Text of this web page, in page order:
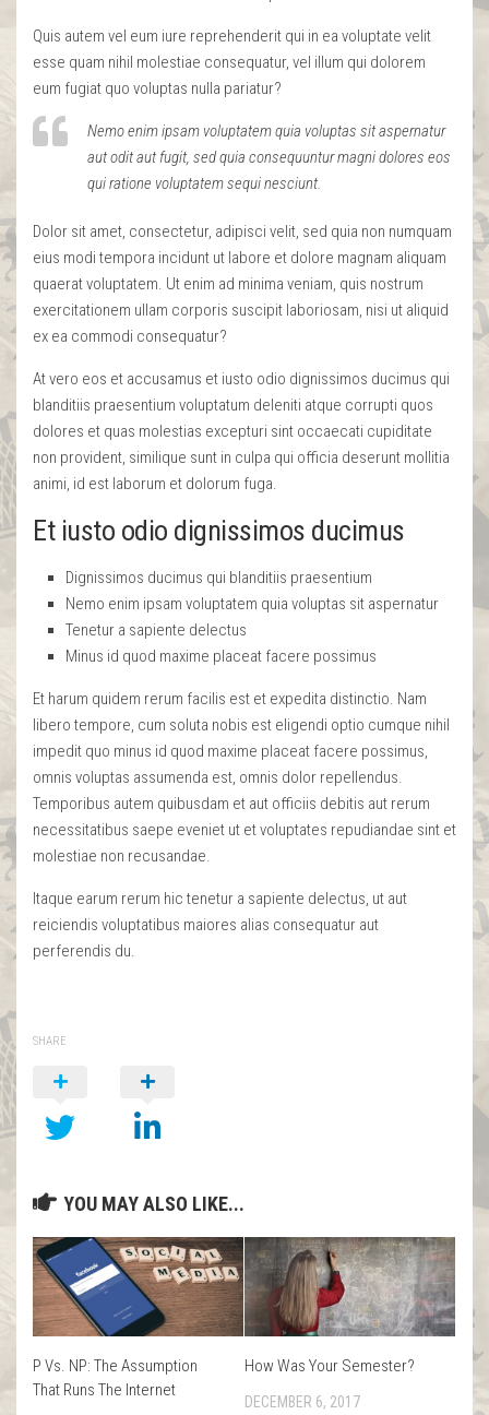
Quis autem vel eum iure reprehenderit qui in ea voluptate velit
esse quam nihil molestiae consequatur, vel illum qui dolorem
eum fugiat quo voluptas nulla pariatur?
Nemo enim ipsam voluptatem quia voluptas sit aspernatur
aut odit aut fugit, sed quia consequuntur magni dolores eos
qui ratione voluptatem sequi nesciunt.
Dolor sit amet, consectetur, adipisci velit, sed quia non numquam
eius modi tempora incidunt ut labore et dolore magnam aliquam
quaerat voluptatem. Ut enim ad minima veniam, quis nostrum
exercitationem ullam corporis suscipit laboriosam, nisi ut aliquid
ex ea commodi consequatur?
At vero eos et accusamus et iusto odio dignissimos ducimus qui
blanditiis praesentium voluptatum deleniti atque corrupti quos
dolores et quas molestias excepturi sint occaecati cupiditate
non provident, similique sunt in culpa qui officia deserunt mollitia
animi, id est laborum et dolorum fuga.
Et iusto odio dignissimos ducimus
Dignissimos ducimus qui blanditiis praesentium
Nemo enim ipsam voluptatem quia voluptas sit aspernatur
Tenetur a sapiente delectus
Minus id quod maxime placeat facere possimus
Et harum quidem rerum facilis est et expedita distinctio. Nam
libero tempore, cum soluta nobis est eligendi optio cumque nihil
impedit quo minus id quod maxime placeat facere possimus,
omnis voluptas assumenda est, omnis dolor repellendus.
Temporibus autem quibusdam et aut officiis debitis aut rerum
necessitatibus saepe eveniet ut et voluptates repudiandae sint et
molestiae non recusandae.
Itaque earum rerum hic tenetur a sapiente delectus, ut aut
reiciendis voluptatibus maiores alias consequatur aut
perferendis du.
SHARE
YOU MAY ALSO LIKE...
P Vs. NP: The Assumption
That Runs The Internet
How Was Your Semester?
DECEMBER 6, 2017